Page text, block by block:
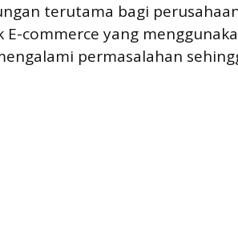
terutama bagi
E-commerce yang
permasalahan